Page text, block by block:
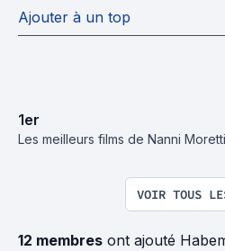
Ajouter à un top
1er
Les meilleurs films de Nanni Moretti
VOIR TOUS
12 membres ont ajouté